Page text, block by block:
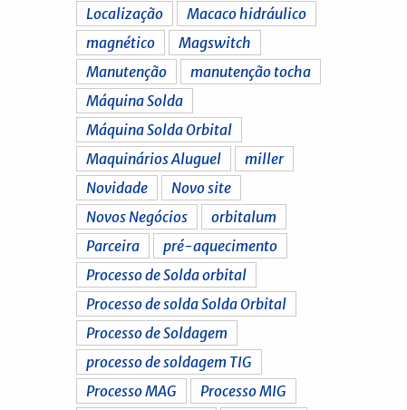
Localização
Macaco hidráulico
magnético
Magswitch
Manutenção
manutenção tocha
Máquina Solda
Máquina Solda Orbital
Maquinários Aluguel
miller
Novidade
Novo site
Novos Negócios
orbitalum
Parceira
pré-aquecimento
Processo de Solda orbital
Processo de solda Solda Orbital
Processo de Soldagem
processo de soldagem TIG
Processo MAG
Processo MIG